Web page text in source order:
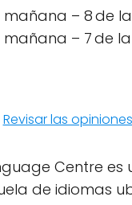
mañana – 8 de
mañana – 7 de
Revisar las opiniones
Centre es
de idiomas